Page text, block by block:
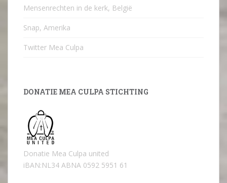
Mensenrechten in de kerk, België
Snap, Amerika
Twitter Mea Culpa
DONATIE MEA CULPA STICHTING
Donatie Mea Culpa united
iBAN:NL34 ABNA 0592 5951 61